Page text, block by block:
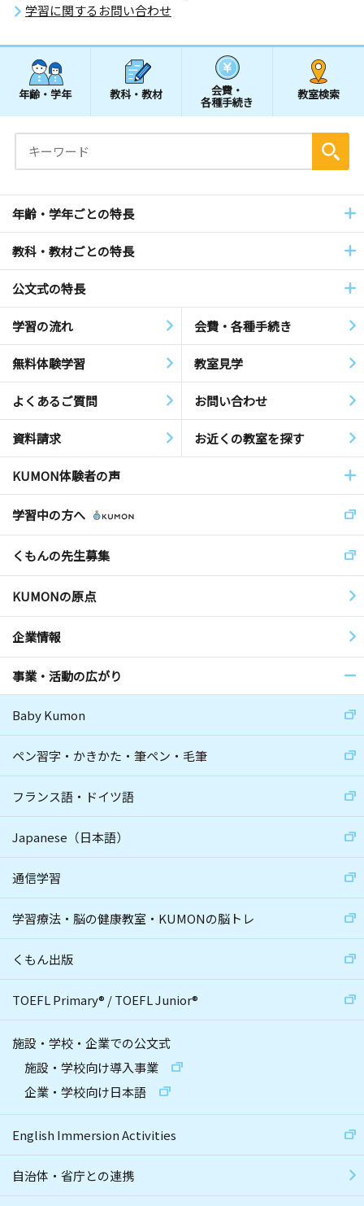
学習に関するお問い合わせ
年齢・学年 教科・教材 会費・
各種手続き
教室検索
年齢・学年ごとの特長
教科・教材ごとの特長
公文式の特長
学習の流れ 会費・各種手続き
無料体験学習 教室見学
よくあるご質問 お問い合わせ
資料請求 お近くの教室を探す
KUMON体験者の声
学習中の方へ
くもんの先生募集
KUMONの原点
企業情報
事業・活動の広がり
Baby Kumon
ペン習字・かきかた・筆ペン・毛筆
フランス語・ドイツ語
Japanese（日本語）
通信学習
学習療法・脳の健康教室・KUMONの脳トレ
くもん出版
TOEFL Primary® /TOEFL Junior®
施設・学校・企業での公文式
施設・学校向け導入事業
企業・学校向け日本語
English Immersion Activities
自治体・省庁との連携